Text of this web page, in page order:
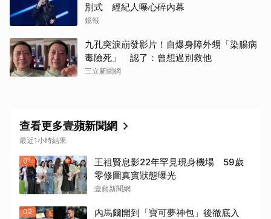
別式 經紀人曝心碎內幕
鏡報
九孔突淚崩發影片！自爆身障外甥「染腸病
毒險死」 認了：曾想過別救他
三立新聞網
查看更多壹蘋新聞網
最近1小時結果
01
王祖賢息影22年罕見現身機場 59歲
零修圖真實狀態曝光
壹蘋新聞網
02
內馬爾開到「寶可夢神包」後徹底入